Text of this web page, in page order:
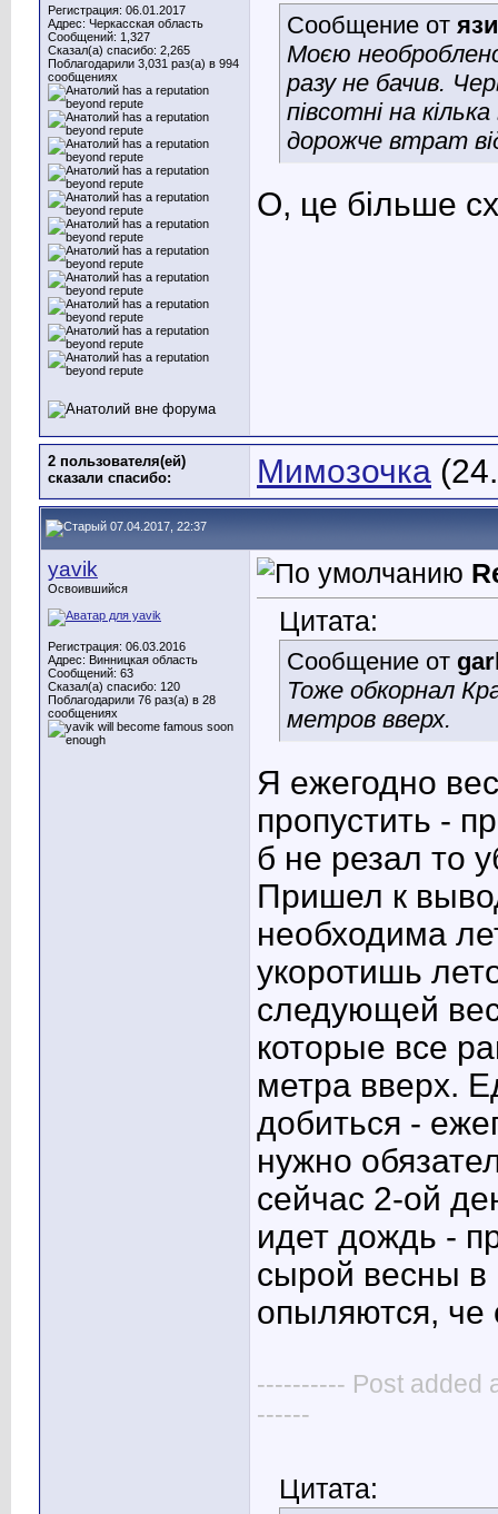
Регистрация: 06.01.2017
Адрес: Черкасская область
Сообщений: 1,327
Сказал(а) спасибо: 2,265
Поблагодарили 3,031 раз(а) в 994
сообщениях
Сообщение от
Моєю
разу не бачив.
півсотні на кілька
дорожче втрат
О, це більше
2 пользователя(ей)
сказали cпасибо:
Мимозочка
07.04.2017, 22:37
yavik
Освоившийся
Регистрация: 06.03.2016
Адрес: Винницкая область
Сообщений: 63
Сказал(а) спасибо: 120
Поблагодарили 76 раз(а) в 28
сообщениях
Цитата:
Сообщение от
Тоже обкорнал
метров вверх.
Я ежегодно
пропустить -
б не резал то
Пришел к
необходима
укоротишь
следующей
которые все
метра вверх.
добиться -
нужно
сейчас 2-ой
идет дождь -
сырой весны в
опыляются, че
---------- Post added
------
Цитата: